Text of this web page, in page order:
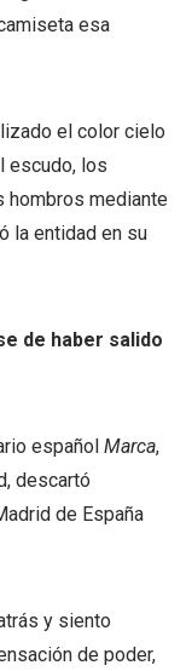
esa
el color cielo
escudo, los
hombros mediante
la entidad en su
de haber salido
español Marca,
descartó
de España
y siento
de poder,